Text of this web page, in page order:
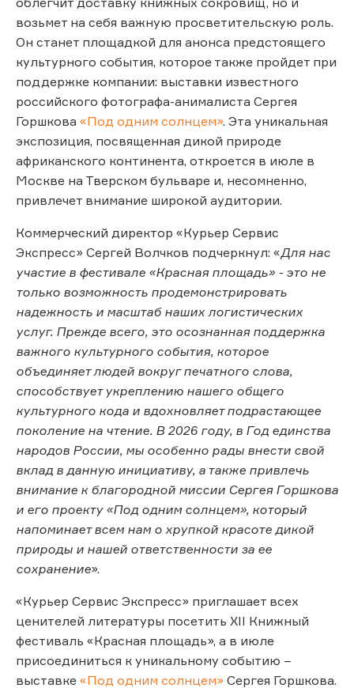
возьмет на себя важную просветительскую роль.
Он станет площадкой для анонса предстоящего
культурного события, которое также пройдет при
поддержке компании: выставки известного
российского фотографа-анималиста Сергея
Горшкова «Под одним солнцем». Эта уникальная
экспозиция, посвященная дикой природе
африканского континента, откроется в июле в
Москве на Тверском бульваре и, несомненно,
привлечет внимание широкой аудитории.
Коммерческий директор «Курьер Сервис
Экспресс» Сергей Волчков подчеркнул: «Для нас
участие в фестивале «Красная площадь» - это не
только возможность продемонстрировать
надежность и масштаб наших логистических
услуг. Прежде всего, это осознанная поддержка
важного культурного события, которое
объединяет людей вокруг печатного слова,
способствует укреплению нашего общего
культурного кода и вдохновляет подрастающее
поколение на чтение. В 2026 году, в Год единства
народов России, мы особенно рады внести свой
вклад в данную инициативу, а также привлечь
внимание к благородной миссии Сергея Горшкова
и его проекту «Под одним солнцем», который
напоминает всем нам о хрупкой красоте дикой
природы и нашей ответственности за ее
сохранение».
«Курьер Сервис Экспресс» приглашает всех
ценителей литературы посетить XII Книжный
фестиваль «Красная площадь», а в июле
присоединиться к уникальному событию –
выставке «Под одним солнцем» Сергея Горшкова.